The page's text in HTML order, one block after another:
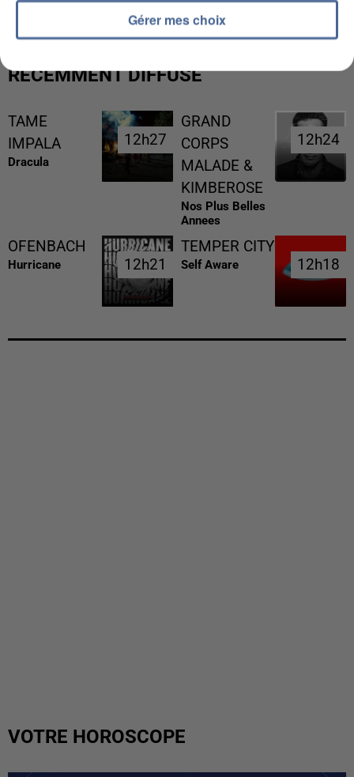
RÉCEMMENT DIFFUSÉ
TAME
IMPALA
Dracula
12h27
12h27
GRAND
CORPS
MALADE &
KIMBEROSE
Nos Plus Belles
Annees
12h24
12h24
OFENBACH
Hurricane 12h21
12h21
TEMPER CITY
Self Aware 12h18
12h18
VOTRE HOROSCOPE
Gérer mes choix